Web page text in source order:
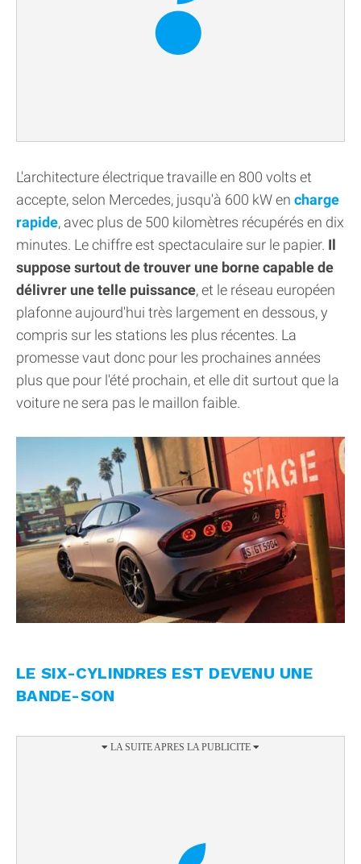
L'architecture électrique travaille en 800 volts et
accepte, selon Mercedes, jusqu'à 600 kW en charge
rapide, avec plus de 500 kilomètres récupérés en dix
minutes. Le chiffre est spectaculaire sur le papier. Il
suppose surtout de trouver une borne capable de
délivrer une telle puissance, et le réseau européen
plafonne aujourd'hui très largement en dessous, y
compris sur les stations les plus récentes. La
promesse vaut donc pour les prochaines années
plus que pour l'été prochain, et elle dit surtout que la
voiture ne sera pas le maillon faible.
LE SIX-CYLINDRES EST DEVENU UNE
BANDE-SON